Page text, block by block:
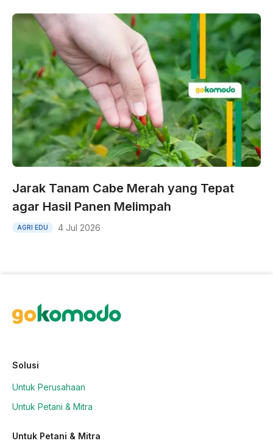
Jarak Tanam Cabe Merah yang Tepat
agar Hasil Panen Melimpah
AGRI EDU 4 Jul 2026
Solusi
Untuk Perusahaan
Untuk Petani & Mitra
Untuk Petani & Mitra